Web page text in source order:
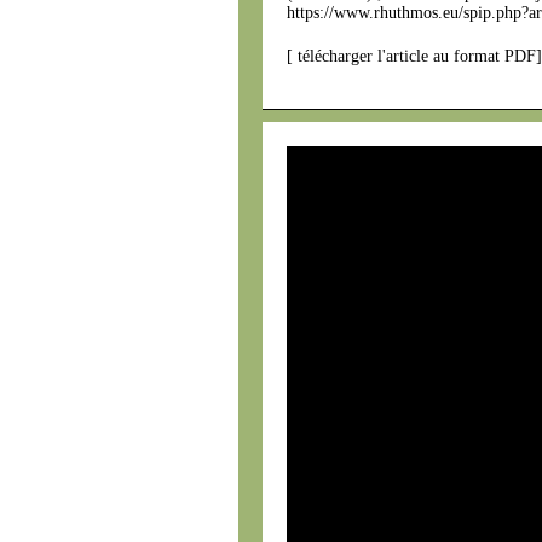
https://www.rhuthmos.eu/
[ télécharger l'article au format PDF]